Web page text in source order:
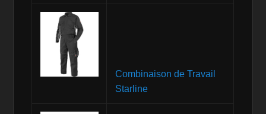
Combinaison de Travail
Starline